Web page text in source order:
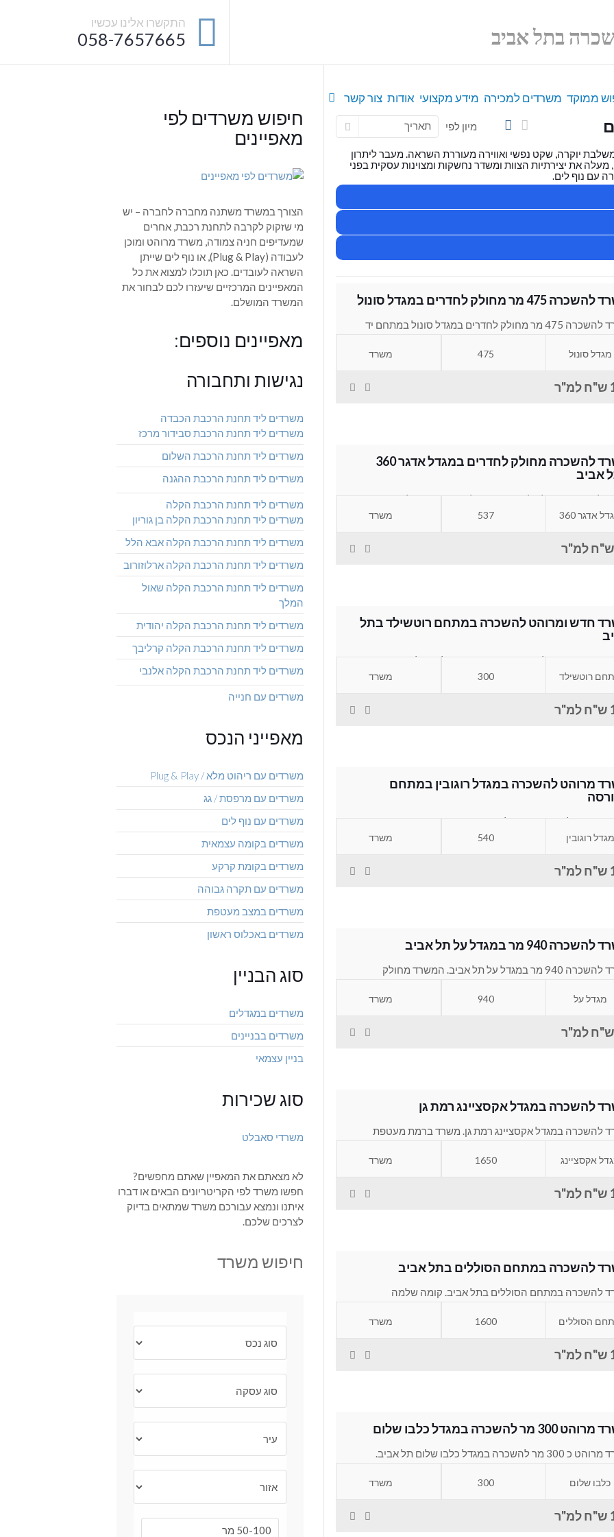
התקשרו אלינו עכשיו
058-7657665
ממוקד משרדים למכירה מידע מקצועי אודות צור קשר
מיון לפי תאריך
יוקרה, שקט נפשי ואווירה מעוררת השראה. מעבר ליתרון
את יצירתיות הצוות ומשדר נחשקות ומצוינות עסקית בפני
עם נוף לים.
475 מר מחולק לחדרים במגדל סונול
משרד להשכרה 475 מר מחולק לחדרים במגדל סונול במתחם יד
מגדל סונול 475 משרד
משרד להשכרה מחולק לחדרים במגדל אדגר 360
אביב
משרד להשכרה מחולק לחדרים במגדל אדגר 360 בתל אביב.
מחולק לחדרי עבודה פרטיים, חדר...
אדגר 360 537 משרד
חדש ומרוהט להשכרה במתחם רוטשילד בתל
חדש ומרוהט להשכרה במתחם רוטשילד בתל אביב.
מחולק לחדרי עבודה, חדר ישיבות, אופן...
רוטשילד 300 משרד
מרוהט להשכרה במגדל רוגובין במתחם
מרוהט להשכרה במגדל רוגובין במתחם הבורסה רמת גן.
מהמם ומיוחד ברמה הכי גבוהה...
מגדל רוגובין 540 משרד
940 מר במגדל על תל אביב
משרד להשכרה 940 מר במגדל על תל אביב. המשרד מחולק
מגדל על 940 משרד
להשכרה במגדל אקסציינג רמת גן
להשכרה במגדל אקסציינג רמת גן. משרד ברמת מעטפת
אקסציינג 1650 משרד
להשכרה במתחם הסוללים בתל אביב
להשכרה במתחם הסוללים בתל אביב. קומה שלמה
הסוללים 1600 משרד
300 מר להשכרה במגדל כלבו שלום
משרד מרוהט כ 300 מר להשכרה במגדל כלבו שלום תל אביב.
כלבו שלום 300 משרד
חיפוש משרדים לפי
מאפיינים
הצורך במשרד משתנה מחברה לחברה – יש
מי שזקוק לקרבה לתחנת רכבת, אחרים
שמעדיפים חניה צמודה, משרד מרוהט ומוכן
לעבודה (Plug & Play), או נוף לים שייתן
השראה לעובדים. כאן תוכלו למצוא את כל
המאפיינים המרכזיים שיעזרו לכם לבחור את
המשרד המושלם.
מאפיינים נוספים:
נגישות ותחבורה
משרדים ליד תחנת הרכבת הכבדה
משרדים ליד תחנת הרכבת סבידור מרכז
משרדים ליד תחנת הרכבת השלום
משרדים ליד תחנת הרכבת ההגנה
משרדים ליד תחנת הרכבת הקלה
משרדים ליד תחנת הרכבת הקלה בן גוריון
משרדים ליד תחנת הרכבת הקלה אבא הלל
משרדים ליד תחנת הרכבת הקלה ארלוזורוב
משרדים ליד תחנת הרכבת הקלה שאול
המלך
משרדים ליד תחנת הרכבת הקלה יהודית
משרדים ליד תחנת הרכבת הקלה קרליבך
משרדים ליד תחנת הרכבת הקלה אלנבי
משרדים עם חנייה
מאפייני הנכס
משרדים עם ריהוט מלא / Plug & Play
משרדים עם מרפסת / גג
משרדים עם נוף לים
משרדים בקומה עצמאית
משרדים בקומת קרקע
משרדים עם תקרה גבוהה
משרדים במצב מעטפת
משרדים באכלוס ראשון
סוג הבניין
משרדים במגדלים
משרדים בבניינים
בניין עצמאי
סוג שכירות
משרדי סאבלט
לא מצאתם את המאפיין שאתם מחפשים?
חפשו משרד לפי הקריטריונים הבאים או דברו
איתנו ונמצא עבורכם משרד שמתאים בדיוק
לצרכים שלכם.
חיפוש משרד